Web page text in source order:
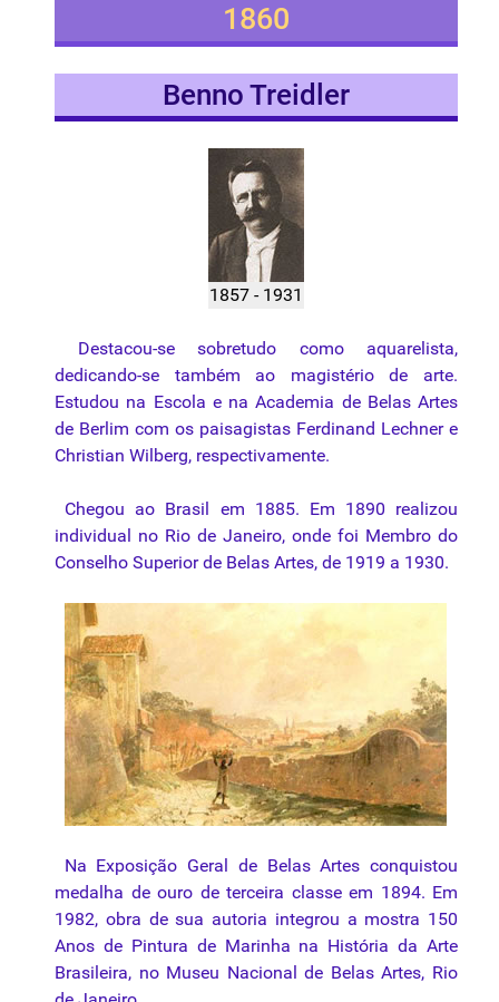
1860
Benno Treidler
1857 - 1931
Destacou-se sobretudo como aquarelista,
dedicando-se também ao magistério de arte.
Estudou na Escola e na Academia de Belas Artes
de Berlim com os paisagistas Ferdinand Lechner e
Christian Wilberg, respectivamente.
Chegou ao Brasil em 1885. Em 1890 realizou
individual no Rio de Janeiro, onde foi Membro do
Conselho Superior de Belas Artes, de 1919 a 1930.
Na Exposição Geral de Belas Artes conquistou
medalha de ouro de terceira classe em 1894. Em
1982, obra de sua autoria integrou a mostra 150
Anos de Pintura de Marinha na História da Arte
Brasileira, no Museu Nacional de Belas Artes, Rio